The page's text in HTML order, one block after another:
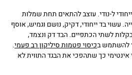
ל-נודי. עוצב להתאים תחת שמלות
עשוי בד ייחודי, דקיק, נושם וגמיש, אוסף
לשתי הכתפיים. הבד דק ונצמד,
להשתמש בכיסוי פטמות סיליקון רב פעמי.
אינטימי כך שתהפכי את הבגד התווית לא